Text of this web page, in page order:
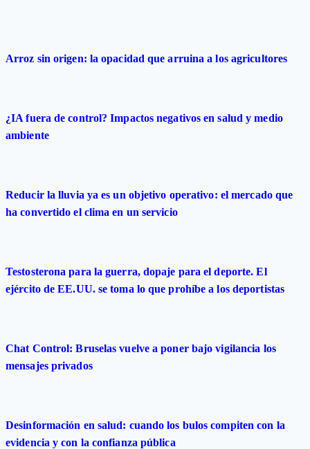
Arroz sin origen: la opacidad que arruina a los agricultores
¿IA fuera de control? Impactos negativos en salud y medio
ambiente
Reducir la lluvia ya es un objetivo operativo: el mercado que
ha convertido el clima en un servicio
Testosterona para la guerra, dopaje para el deporte. El
ejército de EE.UU. se toma lo que prohíbe a los deportistas
Chat Control: Bruselas vuelve a poner bajo vigilancia los
mensajes privados
Desinformación en salud: cuando los bulos compiten con la
evidencia y con la confianza pública